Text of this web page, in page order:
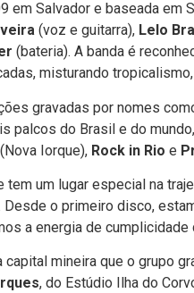
em Salvador e baseada em
(voz e guitarra), Lelo
(bateria). A banda é
misturando
gravadas por nomes
palcos do Brasil e do
(Nova Iorque), Rock in Rio e
tem um lugar especial na
o primeiro disco,
a energia de cumplicidade
capital mineira que o grupo
, do Estúdio Ilha do